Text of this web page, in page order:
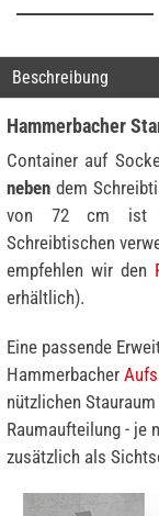
Beschreibung
Hammerbacher
Container auf
neben dem
von 72 cm ist
Schreibtischen
empfehlen wir den
erhältlich).
Eine passende
Hammerbacher
nützlichen
Raumaufteilung - je
zusätzlich als